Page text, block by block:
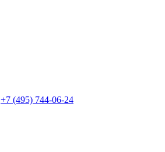
+7 (495) 744-06-24